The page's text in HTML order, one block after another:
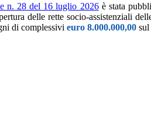
n. 28 del 16 luglio 2026è stata
delle rette socio-assistenziali
di complessivi euro 8.000.000,00